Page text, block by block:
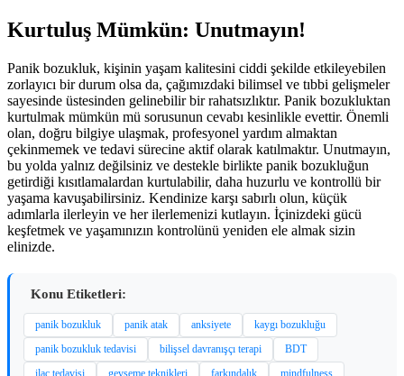
Kurtuluş Mümkün: Unutmayın!
Panik bozukluk, kişinin yaşam kalitesini ciddi şekilde etkileyebilen
zorlayıcı bir durum olsa da, çağımızdaki bilimsel ve tıbbi gelişmeler
sayesinde üstesinden gelinebilir bir rahatsızlıktır. Panik bozukluktan
kurtulmak mümkün mü sorusunun cevabı kesinlikle evettir. Önemli
olan, doğru bilgiye ulaşmak, profesyonel yardım almaktan
çekinmemek ve tedavi sürecine aktif olarak katılmaktır. Unutmayın,
bu yolda yalnız değilsiniz ve destekle birlikte panik bozukluğun
getirdiği kısıtlamalardan kurtulabilir, daha huzurlu ve kontrollü bir
yaşama kavuşabilirsiniz. Kendinize karşı sabırlı olun, küçük
adımlarla ilerleyin ve her ilerlemenizi kutlayın. İçinizdeki gücü
keşfetmek ve yaşamınızın kontrolünü yeniden ele almak sizin
elinizde.
Konu Etiketleri:
panik bozukluk panik atak anksiyete
kaygı bozukluğu
panik bozukluk tedavisi
bilişsel davranışçı terapi
BDT
ilaç tedavisi
gevşeme teknikleri farkındalık
mindfulness